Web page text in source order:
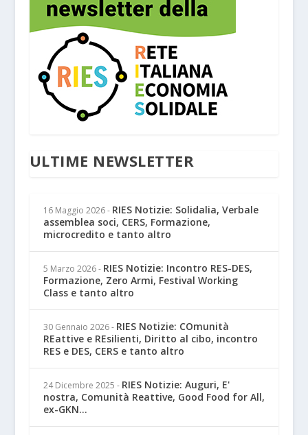
ULTIME NEWSLETTER
16 Maggio 2026 - RIES Notizie: Solidalia, Verbale
assemblea soci, CERS, Formazione,
microcredito e tanto altro
5 Marzo 2026 - RIES Notizie: Incontro RES-DES,
Formazione, Zero Armi, Festival Working
Class e tanto altro
30 Gennaio 2026 - RIES Notizie: COmunità
REattive e REsilienti, Diritto al cibo, incontro
RES e DES, CERS e tanto altro
24 Dicembre 2025 - RIES Notizie: Auguri, E'
nostra, Comunità Reattive, Good Food for All,
ex-GKN...